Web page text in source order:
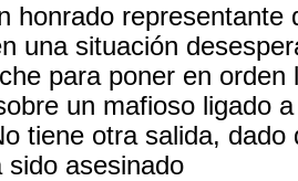
honrado representante
una situación
para poner en orden
un mafioso ligado
tiene otra salida, dado
sido asesinado